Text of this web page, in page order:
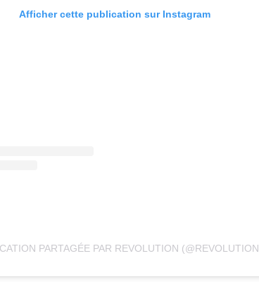
Afficher cette publication sur Instagram
PARTAGÉE PAR REVOLUTION